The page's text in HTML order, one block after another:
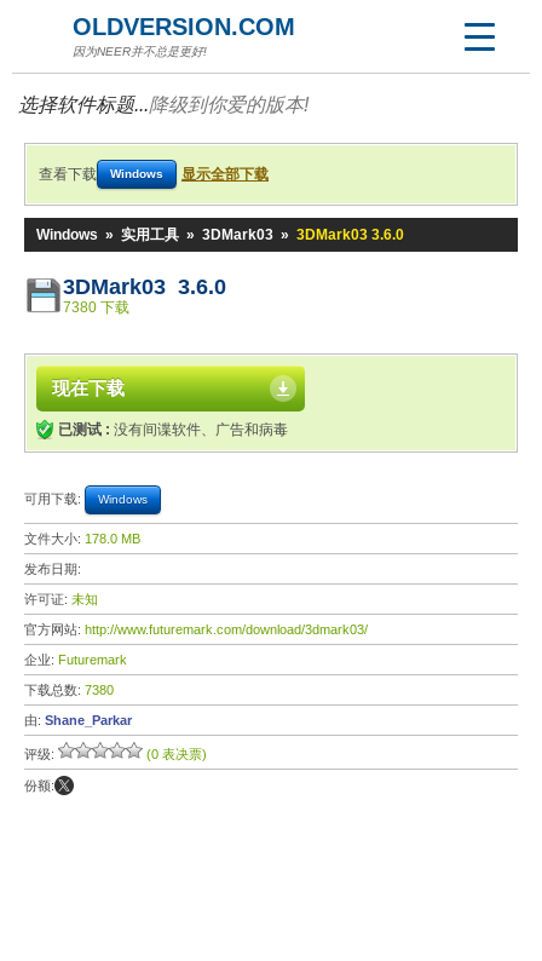
OLDVERSION.COM
因为NEER并不总是更好!
选择软件标题...降级到你爱的版本!
查看下载 Windows 显示全部下载
Windows » 实用工具 » 3DMark03 » 3DMark03 3.6.0
3DMark03 3.6.0
7380 下载
现在下载
已测试 : 没有间谍软件、广告和病毒
可用下载: Windows
文件大小: 178.0 MB
发布日期:
许可证: 未知
官方网站: http://www.futuremark.com/download/3dmark03/
企业: Futuremark
下载总数: 7380
由: Shane_Parkar
评级: (0 表决票)
份额: